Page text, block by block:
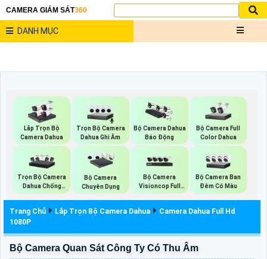
CAMERA GIÁM SÁT360
DANH MỤC
Lắp Trọn Bộ
Camera Dahua
Trọn Bộ Camera
Dahua Ghi Âm
Bộ Camera Dahua
Báo Động
Bộ Camera Full
Color Dahua
Trọn Bộ Camera
Dahua Chống
Trộm
Bộ Camera
Chuyên Dụng
Bộ Camera
Visioncop Full
Color
Bộ Camera Ban
Đêm Có Màu
Trang Chủ Lắp Trọn Bộ Camera Dahua
Camera Dahua Full Hd
1080P
Bộ Camera Quan Sát Công Ty Có Thu Âm